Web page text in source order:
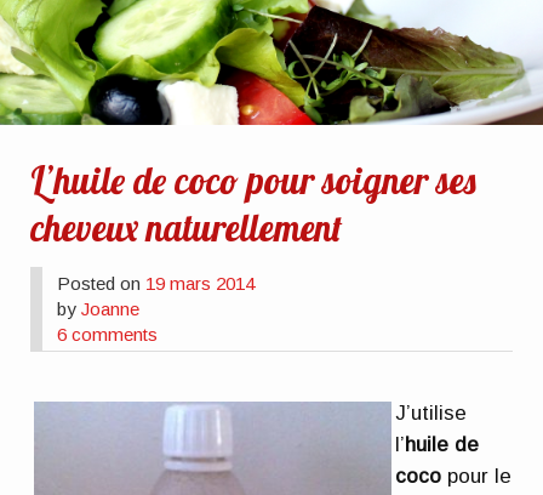
L’huile de coco pour soigner ses
cheveux naturellement
Posted on 19 mars 2014
byJoanne
6 comments
J’utilise
l’ huile de
coco pour le